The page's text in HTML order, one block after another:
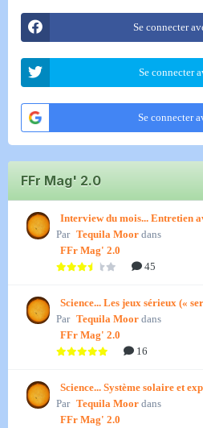
Se connecter
Se connecter
Se connecter
FFr Mag' 2.0
Interview du mois... Entretien
Par Tequila Moor dans
FFr Mag' 2.0
45
Science... Les jeux sérieux («
Par Tequila Moor dans
FFr Mag' 2.0
16
Science... Système solaire et
Par Tequila Moor dans
FFr Mag' 2.0